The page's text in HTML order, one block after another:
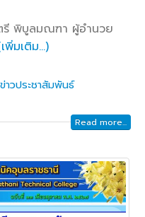
พิบูลมณฑา ผู้อำนวย
พิ่มเติม…)
ข่าวประชาสัมพันธ์
Read more...